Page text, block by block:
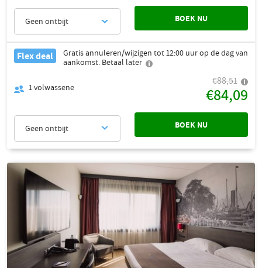
Geen ontbijt BOEK NU
Flex deal
Gratis annuleren/wijzigen tot 12:00 uur op de dag van
aankomst. Betaal later
1volwassene
€88,51
€84,09
Geen ontbijt BOEK NU